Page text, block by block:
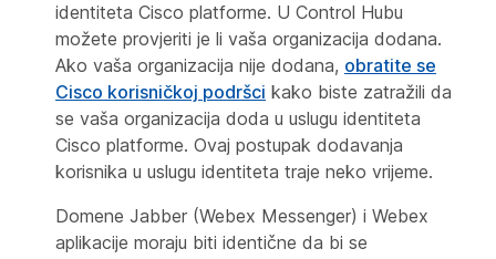
identiteta Cisco platforme. U Control Hubu
možete provjeriti je li vaša organizacija dodana.
Ako vaša organizacija nije dodana, obratite se
Cisco korisničkoj podršci kako biste zatražili da
se vaša organizacija doda u uslugu identiteta
Cisco platforme. Ovaj postupak dodavanja
korisnika u uslugu identiteta traje neko vrijeme.
Domene Jabber (Webex Messenger) i Webex
aplikacije moraju biti identične da bi se